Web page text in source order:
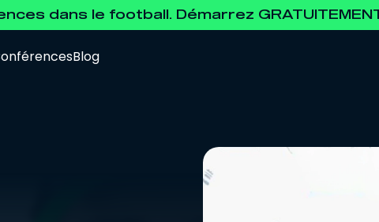
dans le football. Démarrez
Blog